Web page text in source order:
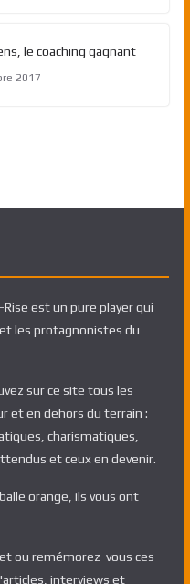
le coaching gagnant
2017
est un pure player qui
les protagnonistes du
sur ce site tous les
et en dehors du terrain :
charismatiques,
et ceux en devenir.
orange, ils vous ont
ou remémorez-vous ces
interviews et